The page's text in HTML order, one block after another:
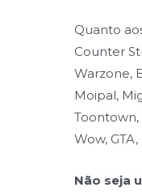
Quanto
Counter
Warzone,
Moipal,
Toontown,
Wow,
Não seja